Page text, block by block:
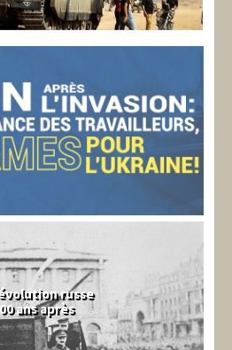
russe
ans après